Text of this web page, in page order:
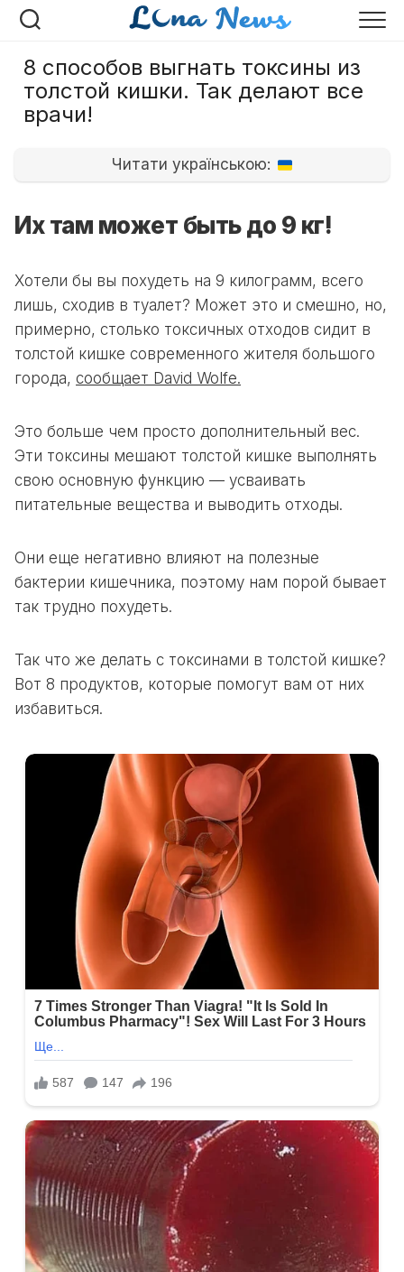
Перейти
8 способов выгнать токсины из
толстой кишки. Так делают все
врачи!
Читати українською:
Их там может быть до 9 кг!
Хотели бы вы похудеть на 9 килограмм, всего
лишь, сходив в туалет? Может это и смешно, но,
примерно, столько токсичных отходов сидит в
толстой кишке современного жителя большого
города, сообщает David Wolfe.
Это больше чем просто дополнительный вес.
Эти токсины мешают толстой кишке выполнять
свою основную функцию — усваивать
питательные вещества и выводить отходы.
Они еще негативно влияют на полезные
бактерии кишечника, поэтому нам порой бывает
так трудно похудеть.
Так что же делать с токсинами в толстой кишке?
Вот 8 продуктов, которые помогут вам от них
избавиться.